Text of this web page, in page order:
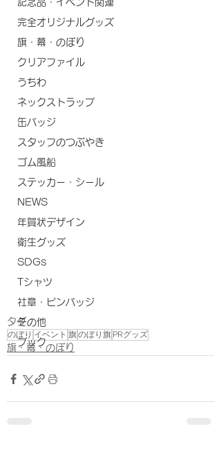
記念品・イベント関連
完全オリジナルグッズ
旗・幕・のぼり
クリアファイル
うちわ
ネックストラップ
缶バッジ
スタッフのつぶやき
ゴム風船
ステッカー・シール
NEWS
年賀状デザイン
衛生グッズ
SDGs
Tシャツ
社章・ピンバッジ
その他
ブック
タグ：
のぼり イベント 旗のぼり旗 PRグッズ
旗・幕・のぼり